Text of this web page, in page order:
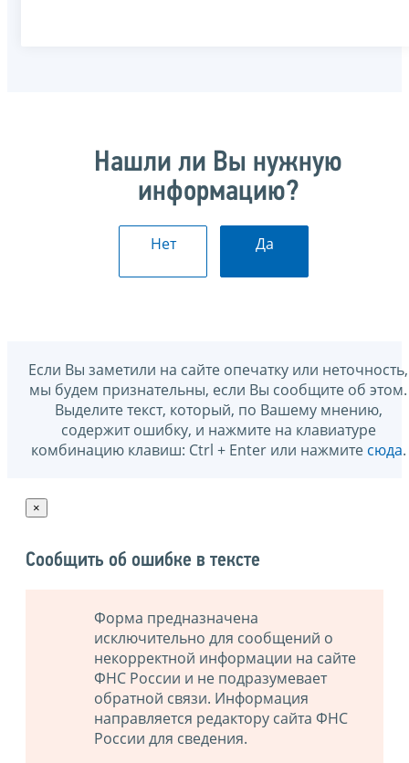
Нашли ли Вы нужную
информацию?
Нет Да
Если Вы заметили на сайте опечатку или неточность,
мы будем признательны, если Вы сообщите об этом.
Выделите текст, который, по Вашему мнению,
содержит ошибку, и нажмите на клавиатуре
комбинацию клавиш: Ctrl + Enter или нажмите сюда.
×
Сообщить об ошибке в тексте
Форма предназначена
исключительно для сообщений о
некорректной информации на сайте
ФНС России и не подразумевает
обратной связи. Информация
направляется редактору сайта ФНС
России для сведения.